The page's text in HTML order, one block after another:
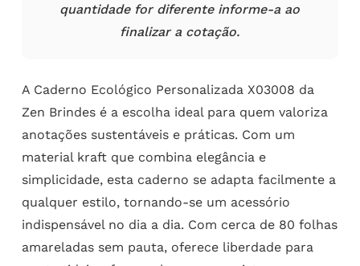
quantidade for diferente informe-a ao
finalizar a cotação.
A Caderno Ecológico Personalizada X03008 da
Zen Brindes é a escolha ideal para quem valoriza
anotações sustentáveis e práticas. Com um
material kraft que combina elegância e
simplicidade, esta caderno se adapta facilmente a
qualquer estilo, tornando-se um acessório
indispensável no dia a dia. Com cerca de 80 folhas
amareladas sem pauta, oferece liberdade para